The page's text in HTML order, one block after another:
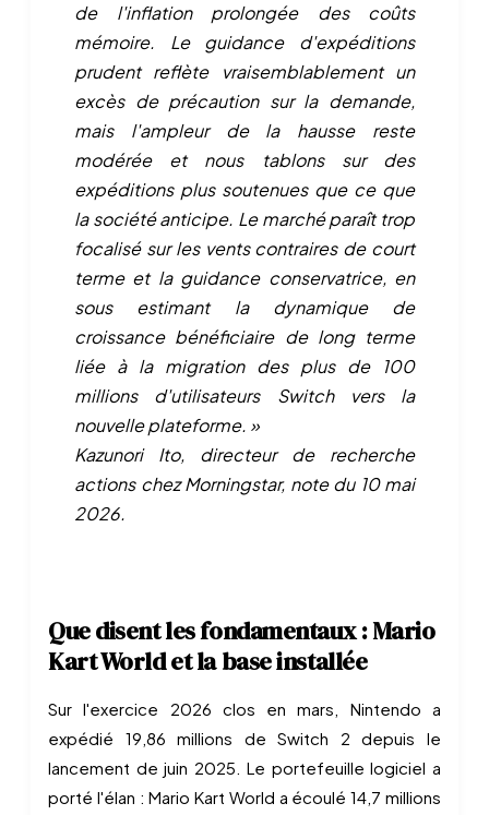
de l'inflation prolongée des coûts
mémoire. Le guidance d'expéditions
prudent reflète vraisemblablement un
excès de précaution sur la demande,
mais l'ampleur de la hausse reste
modérée et nous tablons sur des
expéditions plus soutenues que ce que
la société anticipe. Le marché paraît trop
focalisé sur les vents contraires de court
terme et la guidance conservatrice, en
sous estimant la dynamique de
croissance bénéficiaire de long terme
liée à la migration des plus de 100
millions d'utilisateurs Switch vers la
nouvelle plateforme. »
Kazunori Ito, directeur de recherche
actions chez Morningstar, note du 10 mai
2026.
Que disent les fondamentaux : Mario
Kart World et la base installée
Sur l'exercice 2026 clos en mars, Nintendo a
expédié 19,86 millions de Switch 2 depuis le
lancement de juin 2025. Le portefeuille logiciel a
porté l'élan : Mario Kart World a écoulé 14,7 millions